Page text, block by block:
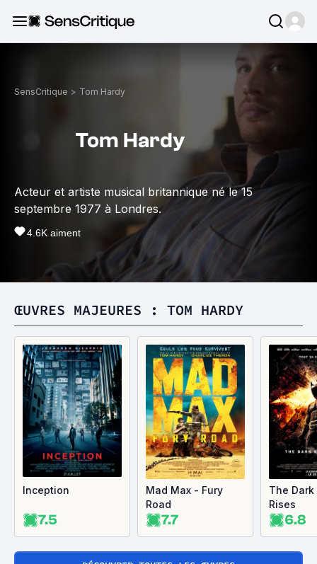
SensCritique > Tom Hardy
Tom Hardy
Acteur et artiste musical britannique né le 15
septembre 1977 à Londres.
4.6K aiment
ŒUVRES MAJEURES : TOM HARDY
Inception
7.5
Mad Max - Fury
Road
7.7
The
Rises
6.8